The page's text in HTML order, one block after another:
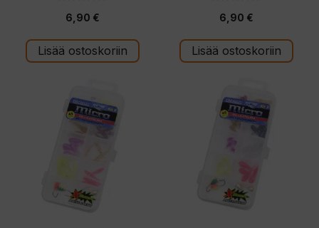
s
t
ä
6,90 €
Lisää ostoskoriin
s
t
ä
6,90 €
Lisää ostoskoriin